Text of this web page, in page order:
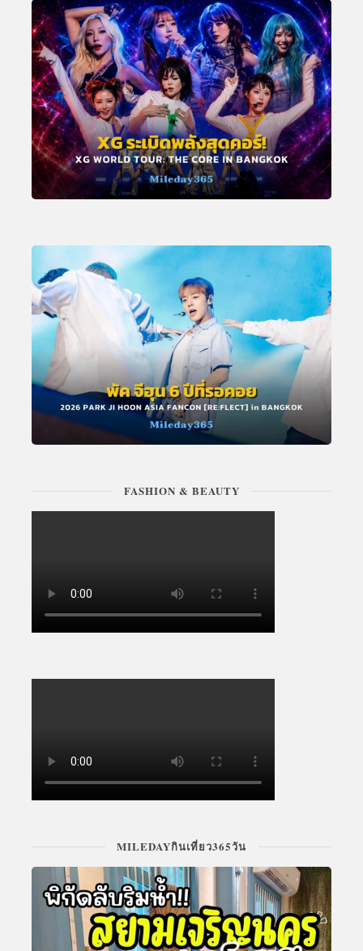
FASHION & BEAUTY
MILEDAYกินเที่ยว365วัน